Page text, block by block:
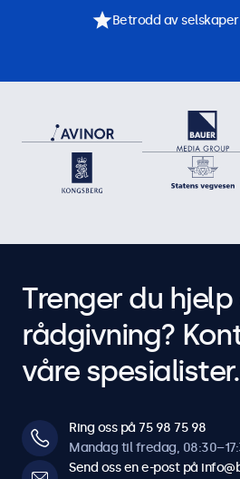
Betrodd av
Trenger du hjelp
rådgivning?
våre spesialister.
Ring oss på 75 98 75 98
Mandag til fredag,
Send oss en e-post på